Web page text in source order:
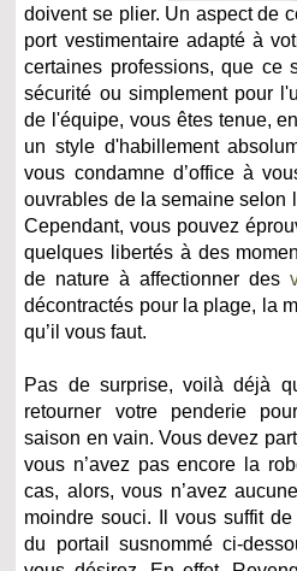
doivent se plier. Un aspect de
port vestimentaire adapté à
certaines professions, que ce
sécurité ou simplement pour
de l'équipe, vous êtes tenue,
un style d'habillement
vous condamne d’office à
ouvrables de la semaine selon
Cependant, vous pouvez
quelques libertés à des
de nature à affectionner des
décontractés pour la plage, la
qu’il vous faut.
Pas de surprise, voilà déjà
retourner votre penderie
saison en vain. Vous devez
vous n’avez pas encore la
cas, alors, vous n’avez
moindre souci. Il vous suffit
du portail susnommé ci-